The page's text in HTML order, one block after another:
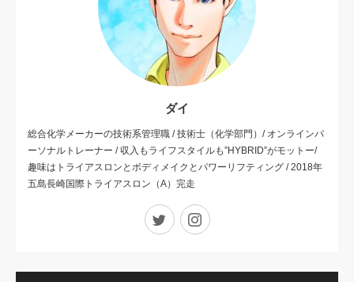
ダイ
総合化学メーカーの技術系管理職 / 技術士（化学部門）/ オンラインパ
ーソナルトレーナー / 収入もライフスタイルも”HYBRID”がモットー/
趣味はトライアスロンとボディメイクとパワーリフティング / 2018年
五島長崎国際トライアスロン（A）完走
Twitter Instagram